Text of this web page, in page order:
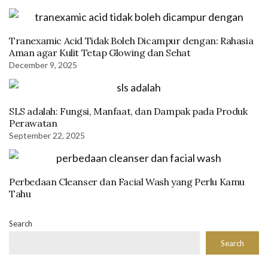
Tranexamic Acid Tidak Boleh Dicampur dengan: Rahasia
Aman agar Kulit Tetap Glowing dan Sehat
December 9, 2025
SLS adalah: Fungsi, Manfaat, dan Dampak pada Produk
Perawatan
September 22, 2025
Perbedaan Cleanser dan Facial Wash yang Perlu Kamu
Tahu
Search
Search